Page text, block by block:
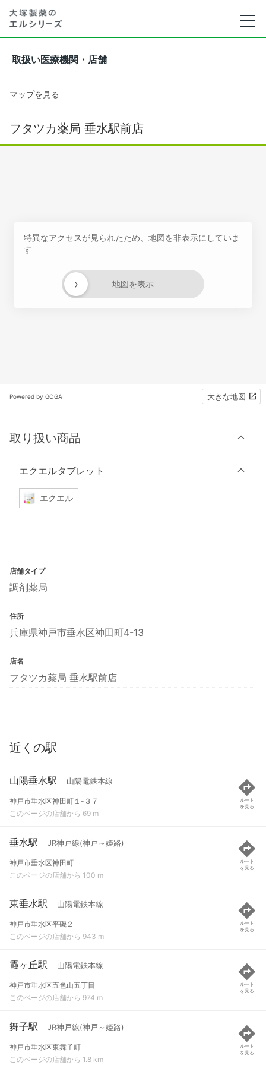
取扱い医療機関・店舗
マップを見る
フタツカ薬局 垂水駅前店
特異なアクセスが見られたため、地図を非表示にしていま
す
地図を表示
›
Powered by GOGA 大きな地図
取り扱い商品
エクエルタブレット
エクエル
店舗タイプ
調剤薬局
住所
兵庫県神戸市垂水区神田町4-13
店名
フタツカ薬局 垂水駅前店
近くの駅
山陽垂水駅 山陽電鉄本線
神戸市垂水区神田町１-３７
このページの店舗から 69 m
ルート
を見る
垂水駅 JR神戸線(神戸～姫路)
神戸市垂水区神田町
このページの店舗から 100 m
ルート
を見る
東垂水駅 山陽電鉄本線
神戸市垂水区平磯２
このページの店舗から 943 m
ルート
を見る
霞ヶ丘駅 山陽電鉄本線
神戸市垂水区五色山五丁目
このページの店舗から 974 m
ルート
を見る
舞子駅 JR神戸線(神戸～姫路)
神戸市垂水区東舞子町
このページの店舗から 1.8 km
ルート
を見る